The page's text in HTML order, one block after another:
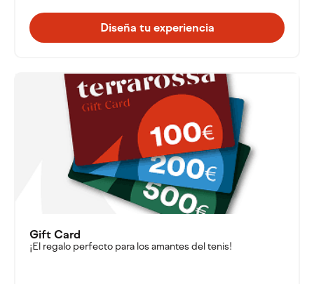
Diseña tu experiencia
Gift Card
¡El regalo perfecto para los amantes del tenis!